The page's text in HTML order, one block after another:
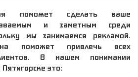
поможет сделать ваше
и заметным среди
мы занимаемся рекламой.
поможет привлечь всех
В нашем понимании
это: